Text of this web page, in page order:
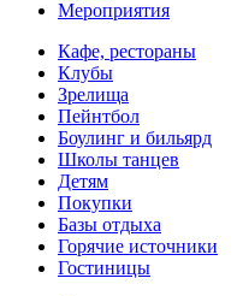
Мероприятия
Кафе, рестораны
Клубы
Зрелища
Пейнтбол
Боулинг и бильярд
Школы танцев
Детям
Покупки
Базы отдыха
Горячие источники
Гостиницы